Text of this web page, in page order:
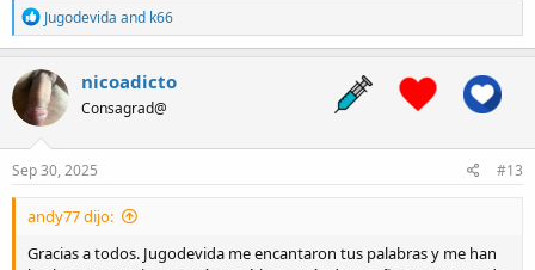
que estos te achique, es como el torero que se presta delante de los
cuernos del toro, se libera de su miedo a pesar de la diferencia de
fuerza.
Otra cosa, el foro no es solo sexo, somos personas antes que
bestias, no somos enfermos mentales, ni depravados sexuales, tan
solo buscamos una forma de entretenimiento y la hemos
encontrado aquí, porque nos dejan libertad para hacerlo, cosa que
no es posible en otras redes sociales. Podemos sacar hilos para
contarnos nuestros problemas y tratar de ayudarnos, el que no le
interese que no entre a esos hilos. Necesitamos otras cosas morales
antes de todas las inmorales, por mucho que nos guste ver un
cuerpo desnudo.
R
e
a
c
i
o
n
s
Jugodevida and k66
nicoadicto
Consagrad@
Sep 30, 2025 #13
andy77 dijo:
Gracias a todos. Jugodevida me encantaron tus palabras y me han